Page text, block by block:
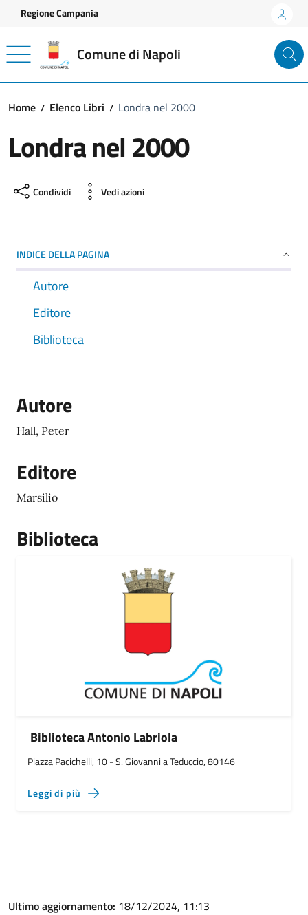
Vai ai contenuti
Vai al footer
Regione Campania
Comune di Napoli
Home Elenco Libri Londra nel 2000
Londra nel 2000
Condividi Vedi azioni
INDICE DELLA PAGINA
Autore
Editore
Biblioteca
Autore
Hall, Peter
Editore
Marsilio
Biblioteca
Biblioteca Antonio Labriola
Piazza Pacichelli, 10 - S. Giovanni a Teduccio, 80146
Leggi di più
Ultimo aggiornamento: 18/12/2024, 11:13